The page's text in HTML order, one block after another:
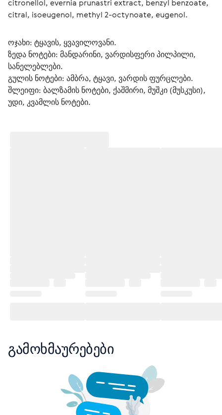
citronellol, evernia prunastri extract, benzyl benzoate,
citral, isoeugenol, methyl 2-octynoate, eugenol.
ოჯახი: ტყავის, ყვავილოვანი.
ზედა ნოტები: მანდარინი, ვარდისფერი პილპილი,
სანელებლები.
გულის ნოტები: ამბრა, ტყავი, ვარდის ფურცლები.
შლეიფი: ბალზამის ნოტები, ქაშმირი, მუშკი (მუსკუსი),
უდი, კვამლის ნოტები.
გამოხმაურებები